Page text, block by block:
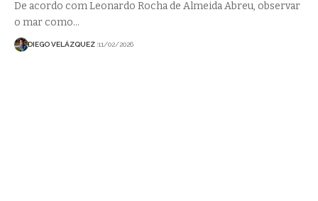
De acordo com Leonardo Rocha de Almeida Abreu, observar
o mar como…
DIEGO VELÁZQUEZ 11/02/2026